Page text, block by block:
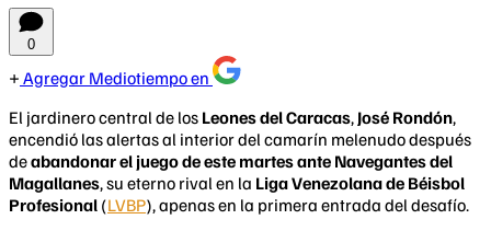
0
Agregar Mediotiempo en
El jardinero central de los Leones del Caracas, José Rondón,
encendió las alertas al interior del camarín melenudo después
deabandonar el juego de este martes ante Navegantes del
Magallanes, su eterno rival en la Liga Venezolana de Béisbol
Profesional (LVBP), apenas en la primera entrada del desafío.